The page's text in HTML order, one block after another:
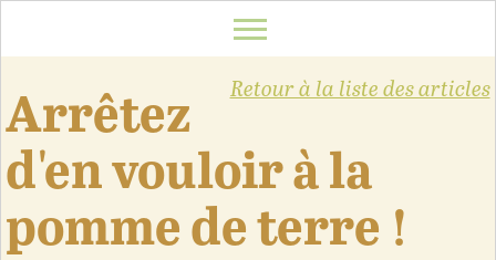
Retour à la liste des articles
Arrêtez
d'en vouloir à la
pomme de terre !